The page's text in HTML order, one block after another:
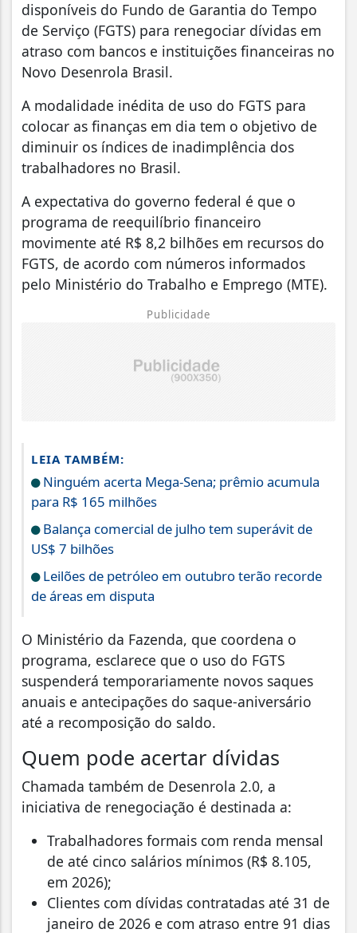
disponíveis do Fundo de Garantia do Tempo
de Serviço (FGTS) para renegociar dívidas em
atraso com bancos e instituições financeiras no
Novo Desenrola Brasil.
A modalidade inédita de uso do FGTS para
colocar as finanças em dia tem o objetivo de
diminuir os índices de inadimplência dos
trabalhadores no Brasil.
A expectativa do governo federal é que o
programa de reequilíbrio financeiro
movimente até R$ 8,2 bilhões em recursos do
FGTS, de acordo com números informados
pelo Ministério do Trabalho e Emprego (MTE).
Publicidade
LEIA TAMBÉM:
Ninguém acerta Mega-Sena; prêmio acumula
para R$ 165 milhões
Balança comercial de julho tem superávit de
US$ 7 bilhões
Leilões de petróleo em outubro terão recorde
de áreas em disputa
O Ministério da Fazenda, que coordena o
programa, esclarece que o uso do FGTS
suspenderá temporariamente novos saques
anuais e antecipações do saque-aniversário
até a recomposição do saldo.
Quem pode acertar dívidas
Chamada também de Desenrola 2.0, a
iniciativa de renegociação é destinada a:
Trabalhadores formais com renda mensal
de até cinco salários mínimos (R$ 8.105,
em 2026);
Clientes com dívidas contratadas até 31 de
janeiro de 2026 e com atraso entre 91 dias